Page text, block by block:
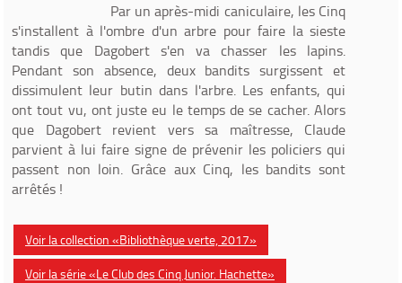
Par un après-midi caniculaire, les Cinq
s'installent à l'ombre d'un arbre pour faire la sieste
tandis que Dagobert s'en va chasser les lapins.
Pendant son absence, deux bandits surgissent et
dissimulent leur butin dans l'arbre. Les enfants, qui
ont tout vu, ont juste eu le temps de se cacher. Alors
que Dagobert revient vers sa maîtresse, Claude
parvient à lui faire signe de prévenir les policiers qui
passent non loin. Grâce aux Cinq, les bandits sont
arrêtés !
Voir la collection «Bibliothèque verte, 2017»
Voir la série «Le Club des Cinq Junior. Hachette»